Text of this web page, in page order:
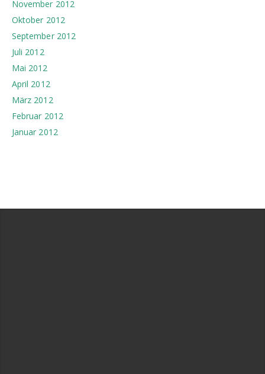
November 2012
Oktober 2012
September 2012
Juli 2012
Mai 2012
April 2012
März 2012
Februar 2012
Januar 2012